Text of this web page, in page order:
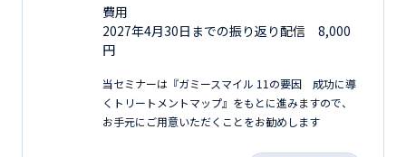
費用
2027年4月30日までの振り返り配信 8,000
円
当セミナーは『ガミースマイル 11の要因 成功に導
くトリートメントマップ』をもとに進みますので、
お手元にご用意いただくことをお勧めします